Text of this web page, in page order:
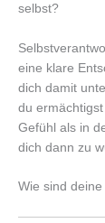
selbst?
eine klare
dich damit
du
Gefühl als in
dich dann zu
Wie sind